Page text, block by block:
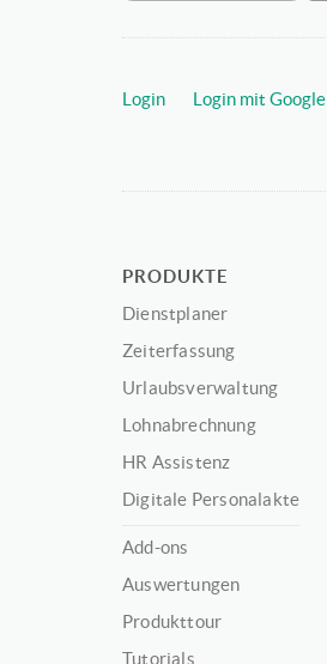
Login Login mit Google
PRODUKTE
Dienstplaner
Zeiterfassung
Urlaubsverwaltung
Lohnabrechnung
HR Assistenz
Digitale Personalakte
Add-ons
Auswertungen
Produkttour
Tutorials